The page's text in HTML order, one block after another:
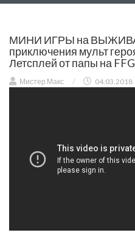
МИНИ ИГРЫ на
приключения мульт
Летсплей от папы на
Мистер Макс / 04.03.2018